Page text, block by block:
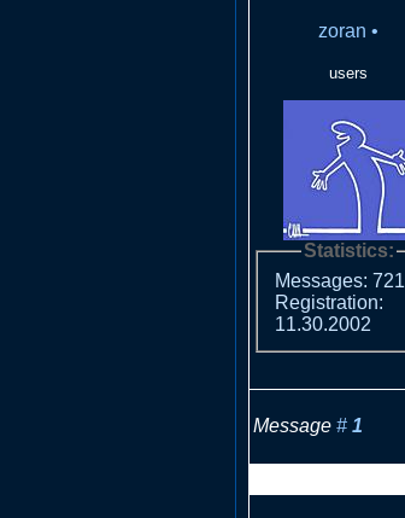
zoran •
users
Statistics:
Messages: 721
Registration:
11.30.2002
Message # 1